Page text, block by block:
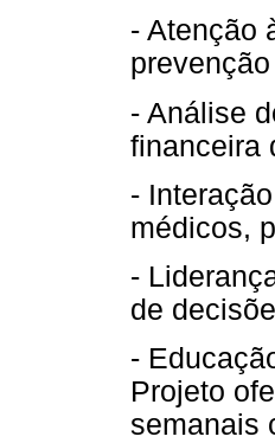
- Atenção
- Análise
financeira
-
médicos,
-
de
-
Projeto
semanais